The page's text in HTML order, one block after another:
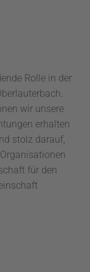
Rolle in der
wir unsere
erhalten
stolz darauf,
für den